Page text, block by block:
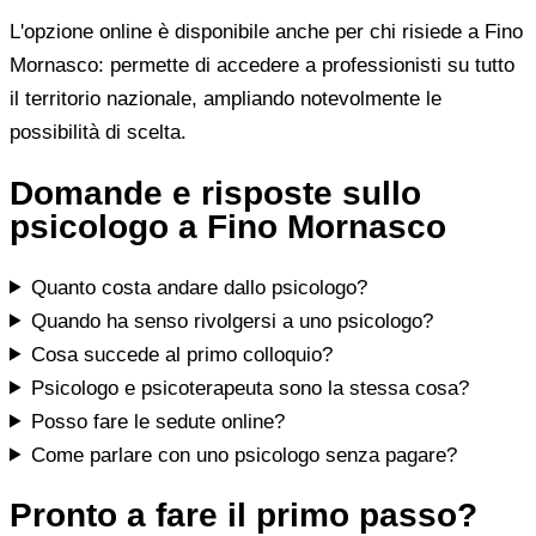
L'opzione online è disponibile anche per chi risiede a Fino
Mornasco: permette di accedere a professionisti su tutto
il territorio nazionale, ampliando notevolmente le
possibilità di scelta.
Domande e risposte sullo
psicologo a Fino Mornasco
Quanto costa andare dallo psicologo?
Quando ha senso rivolgersi a uno psicologo?
Cosa succede al primo colloquio?
Psicologo e psicoterapeuta sono la stessa cosa?
Posso fare le sedute online?
Come parlare con uno psicologo senza pagare?
Pronto a fare il primo passo?